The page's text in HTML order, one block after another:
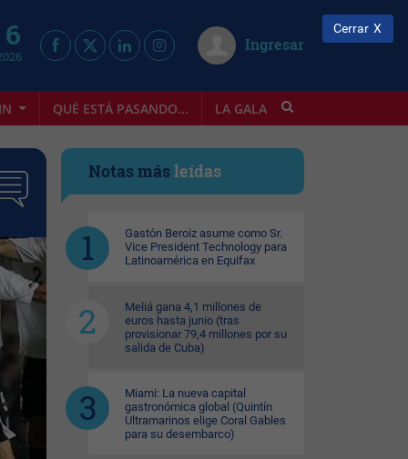
Ingresar
QUÉ ESTÁ PASANDO... LA GALA INFOSTYLE
Notas másleídas
Gastón Beroiz asume como Sr.
Vice President Technology para
Latinoamérica en Equifax
Meliá gana 4,1 millones de
euros hasta junio (tras
provisionar 79,4 millones por su
salida de Cuba)
Miami: La nueva capital
gastronómica global (Quintín
Ultramarinos elige Coral Gables
para su desembarco)
Cerrar